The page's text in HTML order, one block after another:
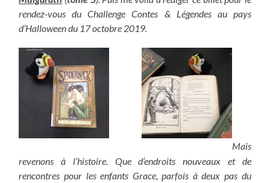
rendez-vous du Challenge Contes & Légendes au pays
d’Halloween du 17 octobre 2019.
Mais
revenons à l’histoire. Que d’endroits nouveaux et de
rencontres pour les enfants Grace, parfois à deux pas du